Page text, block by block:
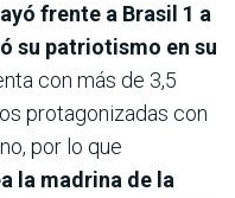
frente a Brasil 1 a
su patriotismo en su
con más de 3,5
protagonizadas con
por lo que
la madrina de la